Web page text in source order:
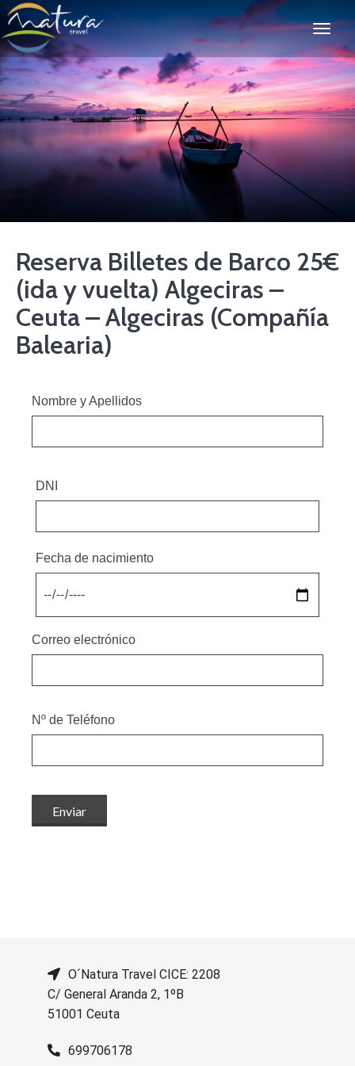
Reserva Billetes de Barco 25€
(ida y vuelta) Algeciras –
Ceuta – Algeciras (Compañía
Balearia)
Nombre y Apellidos
DNI
Fecha de nacimiento
Correo electrónico
Nº de Teléfono
O´Natura Travel CICE: 2208
C/ General Aranda 2, 1ºB
51001 Ceuta
699706178